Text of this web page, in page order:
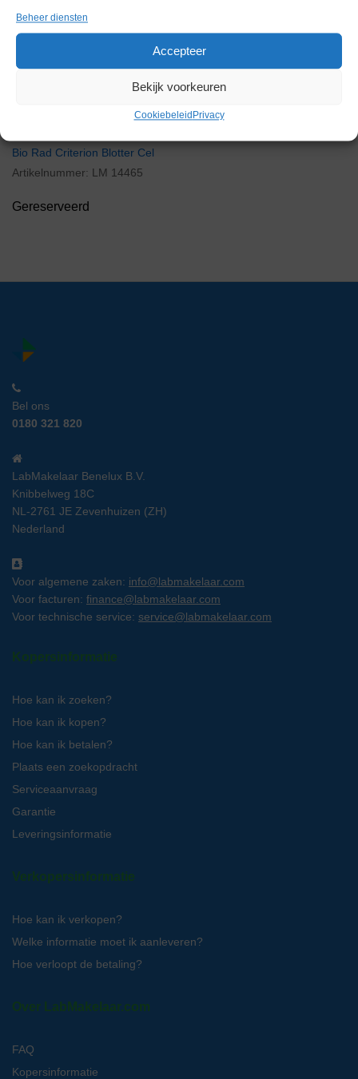
Beheer diensten
Accepteer
Bekijk voorkeuren
Cookiebeleid Privacy
Bio Rad Criterion Blotter Cel
Artikelnummer: LM 14465
Gereserveerd
Bel ons
0180 321 820
LabMakelaar Benelux B.V.
Knibbelweg 18C
NL-2761 JE Zevenhuizen (ZH)
Nederland
Voor algemene zaken: info@labmakelaar.com
Voor facturen: finance@labmakelaar.com
Voor technische service: service@labmakelaar.com
Kopersinformatie
Hoe kan ik zoeken?
Hoe kan ik kopen?
Hoe kan ik betalen?
Plaats een zoekopdracht
Serviceaanvraag
Garantie
Leveringsinformatie
Verkopersinformatie
Hoe kan ik verkopen?
Welke informatie moet ik aanleveren?
Hoe verloopt de betaling?
Over LabMakelaar.com
FAQ
Kopersinformatie